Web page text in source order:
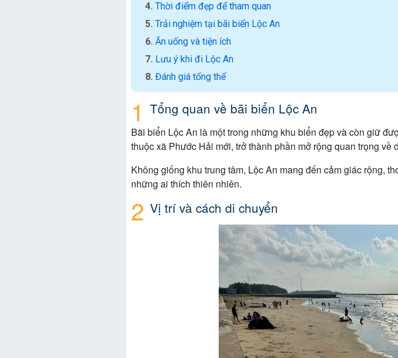
Thời điểm đẹp để tham quan
Trải nghiệm tại bãi biển Lộc An
Ăn uống và tiện ích
Lưu ý khi đi Lộc An
Đánh giá tổng thể
Tổng quan về bãi biển Lộc An
Bãi biển Lộc An là một trong những khu biển đẹp và còn giữ
thuộc xã Phước Hải mới, trở thành phần mở rộng quan trọng về
Không giống khu trung tâm, Lộc An mang đến cảm giác rộng,
những ai thích thiên nhiên.
Vị trí và cách di chuyển